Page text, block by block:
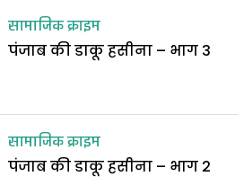
सामाजिक क्राइम
पंजाब की डाकू हसीना – भाग 3
सामाजिक क्राइम
पंजाब की डाकू हसीना – भाग 2